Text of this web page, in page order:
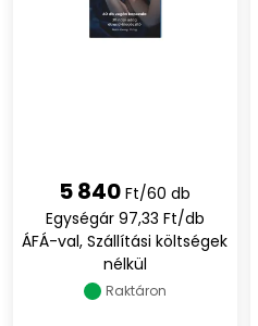
5 840 Ft/60 db
Egységár 97,33 Ft/db
ÁFÁ-val, Szállítási költségek
nélkül
Raktáron